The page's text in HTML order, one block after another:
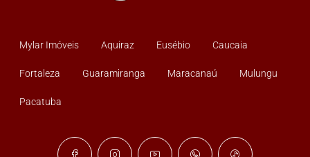
Mylar Imóveis Aquiraz Eusébio Caucaia
Fortaleza Guaramiranga Maracanaú Mulungu
Pacatuba